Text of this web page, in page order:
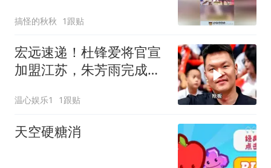
搞怪的秋秋 1跟贴
宏远速递！杜锋爱将官宣
加盟江苏，朱芳雨完成交
温心娱乐1 1跟贴
天空硬糖消